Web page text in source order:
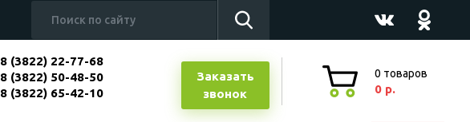
8 (3822) 22-77-68
8 (3822) 50-48-50
8 (3822) 65-42-10
Заказать
звонок
0 товаров
0 р.